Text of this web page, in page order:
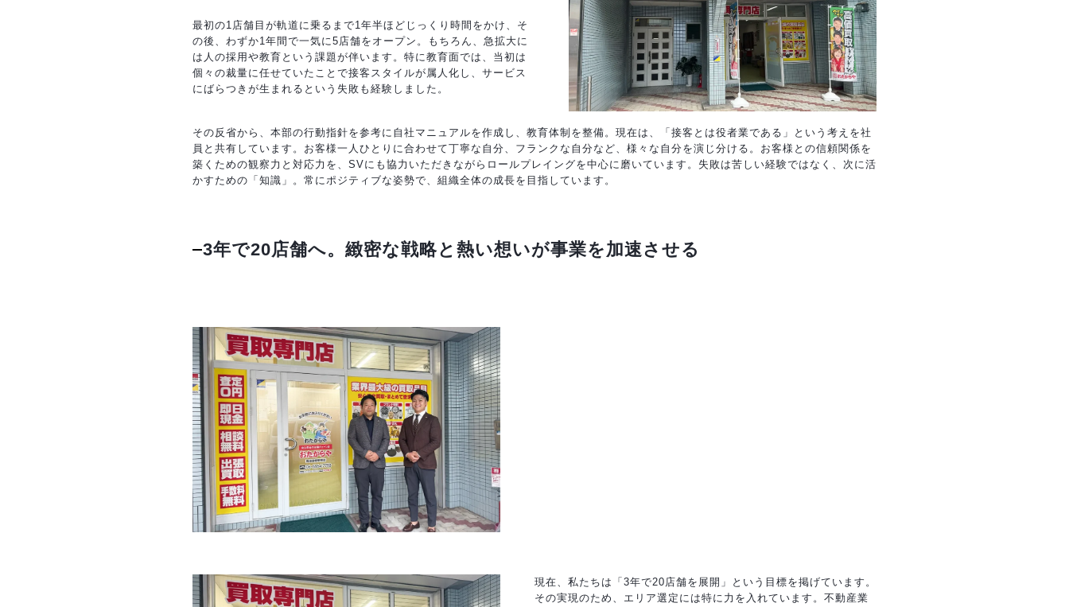
最初の1店舗目が軌道に乗るまで1年半ほどじっくり時間をかけ、そ
の後、わずか1年間で一気に5店舗をオープン。もちろん、急拡大に
は人の採用や教育という課題が伴います。特に教育面では、当初は
個々の裁量に任せていたことで接客スタイルが属人化し、サービス
にばらつきが生まれるという失敗も経験しました。
その反省から、本部の行動指針を参考に自社マニュアルを作成し、教育体制を整備。現在は、「接客とは役者業である」という考えを社
員と共有しています。お客様一人ひとりに合わせて丁寧な自分、フランクな自分など、様々な自分を演じ分ける。お客様との信頼関係を
築くための観察力と対応力を、SVにも協力いただきながらロールプレイングを中心に磨いています。失敗は苦しい経験ではなく、次に活
かすための「知識」。常にポジティブな姿勢で、組織全体の成長を目指しています。
3年で20店舗へ。緻密な戦略と熱い想いが事業を加速させる
現在、私たちは「3年で20店舗を展開」という目標を掲げています。
その実現のため、エリア選定には特に力を入れています。不動産業